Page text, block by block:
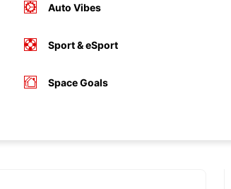
Auto Vibes
Sport & eSport
Space Goals